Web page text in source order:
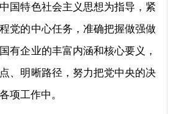
国特色社会主义思想为指导，紧
党的中心任务，准确把握做强做
有企业的丰富内涵和核心要义，
、明晰路径，努力把党中央的决
项工作中。